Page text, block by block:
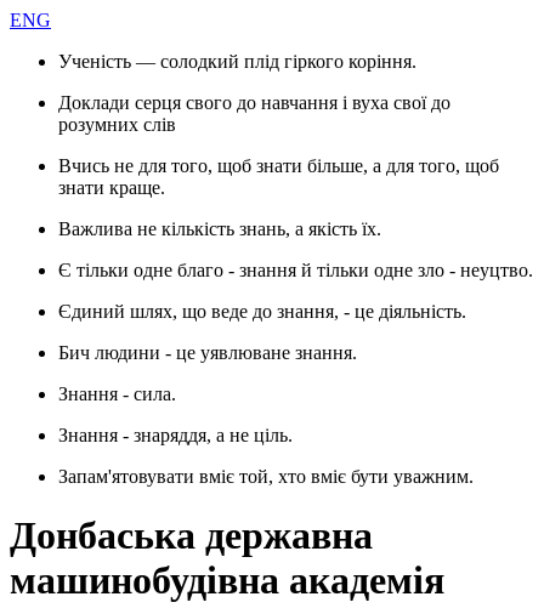
ENG
Ученість — солодкий плід гіркого коріння.
Доклади серця свого до навчання і вуха свої до
розумних слів
Вчись не для того, щоб знати більше, а для того, щоб
знати краще.
Важлива не кількість знань, а якість їх.
Є тільки одне благо - знання й тільки одне зло - неуцтво.
Єдиний шлях, що веде до знання, - це діяльність.
Бич людини - це уявлюване знання.
Знання - сила.
Знання - знаряддя, а не ціль.
Запам'ятовувати вміє той, хто вміє бути уважним.
Донбаська державна
машинобудівна академія